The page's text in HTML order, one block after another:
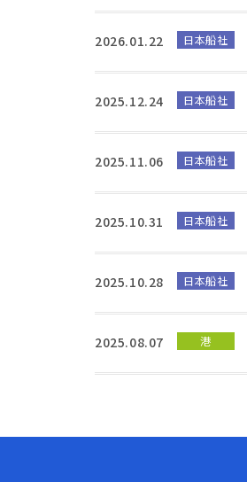
2026.01.22 日本船社
2025.12.24 日本船社
2025.11.06 日本船社
2025.10.31 日本船社
2025.10.28 日本船社
2025.08.07 港